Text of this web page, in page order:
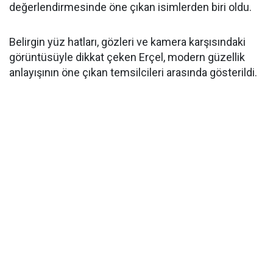
değerlendirmesinde öne çıkan isimlerden biri oldu.
Belirgin yüz hatları, gözleri ve kamera karşısındaki
görüntüsüyle dikkat çeken Erçel, modern güzellik
anlayışının öne çıkan temsilcileri arasında gösterildi.